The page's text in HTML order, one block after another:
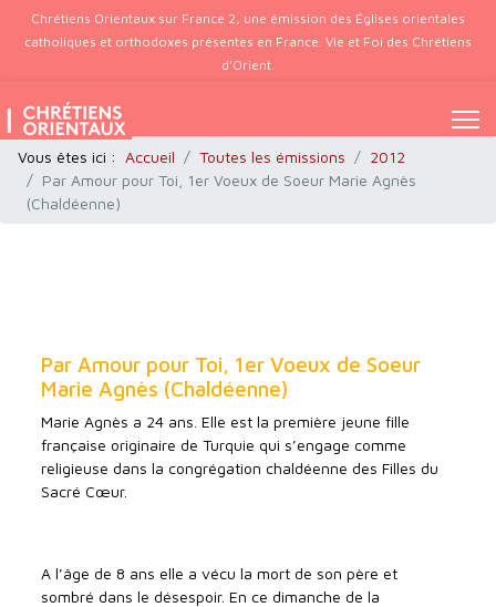
Chrétiens Orientaux sur France 2, une émission des Églises orientales
catholiques et orthodoxes présentes en France. Vie et Foi des Chrétiens
d’Orient.
Vous êtes ici : Accueil Toutes les émissions
2012
Par Amour pour Toi, 1er Voeux de Soeur Marie Agnès
(Chaldéenne)
Par Amour pour Toi, 1er Voeux de Soeur
Marie Agnès (Chaldéenne)
Marie Agnès a 24 ans. Elle est la première jeune fille
française originaire de Turquie qui s’engage comme
religieuse dans la congrégation chaldéenne des Filles du
Sacré Cœur.
A l’âge de 8 ans elle a vécu la mort de son père et
sombré dans le désespoir. En ce dimanche de la